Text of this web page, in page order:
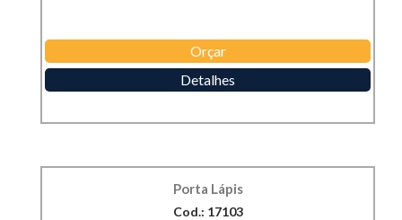
Orçar
Detalhes
Porta Lápis
Cod.: 17103